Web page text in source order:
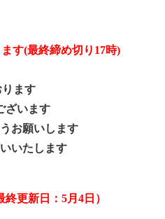
す(最終締め切り17時)
ます
ざいます
お願いします
いたします
更新日：5月4日）